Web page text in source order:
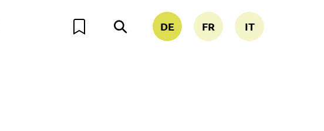
DE FR IT